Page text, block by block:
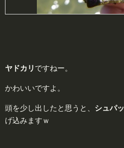
ヤドカリ ですねー。
かわいいですよ。
頭を少し出したと思うと、 シュパッ
げ込みますｗ